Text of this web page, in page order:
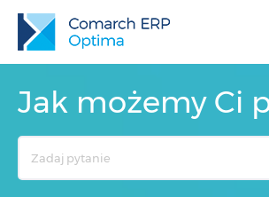
Jak możemy Ci